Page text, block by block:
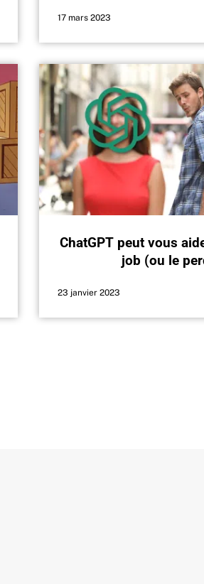
17 mars 2023
ChatGPT peut vous
job (ou le
23 janvier 2023